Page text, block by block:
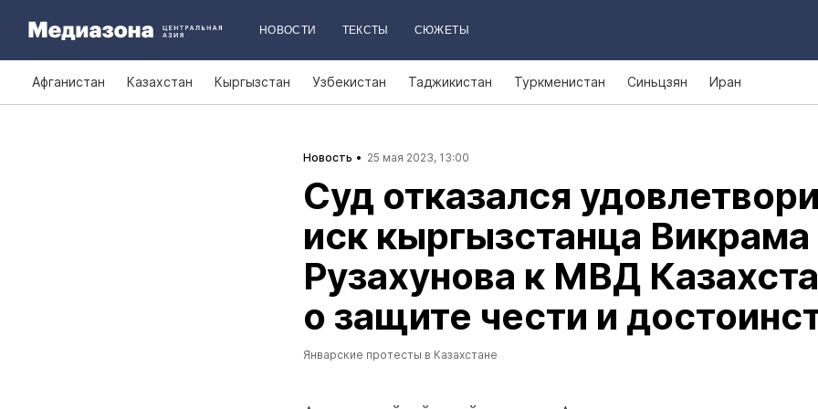
НОВОСТИ ТЕКСТЫ СЮЖЕТЫ
Афганистан Казахстан Кыргызстан Узбекистан Таджикистан Туркменистан Синьцзян Иран
Новость 25 мая 2023, 13:00
Суд отказался
иск кыргызстанца Викрама
Рузахунова к МВД
о защите чести и
Январские протесты в Казахстане